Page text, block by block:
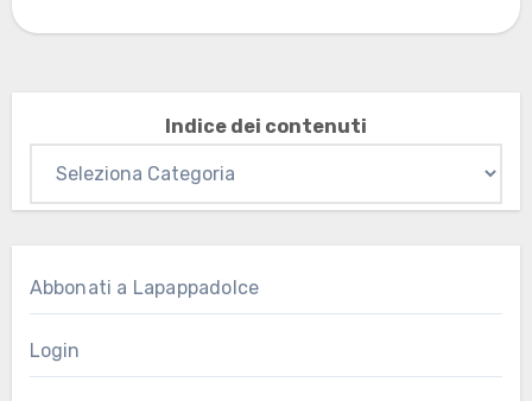
Indice dei contenuti
Abbonati a Lapappadolce
Login